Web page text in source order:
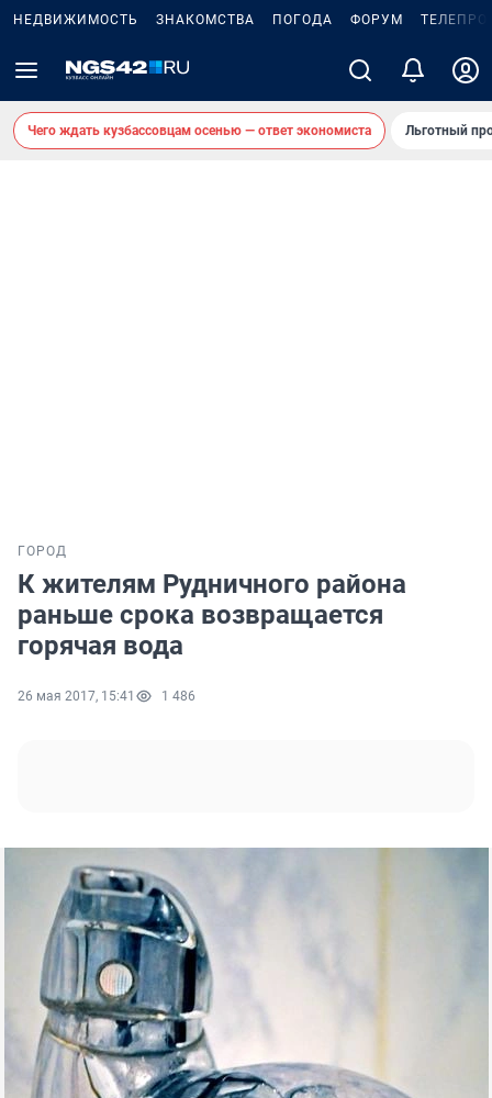
НЕДВИЖИМОСТЬ ЗНАКОМСТВА ПОГОДА ФОРУМ
Чего ждать кузбассовцам осенью — ответ экономиста Льготный
ГОРОД
К жителям Рудничного района
раньше срока возвращается
горячая вода
26 мая 2017, 15:41 1 486